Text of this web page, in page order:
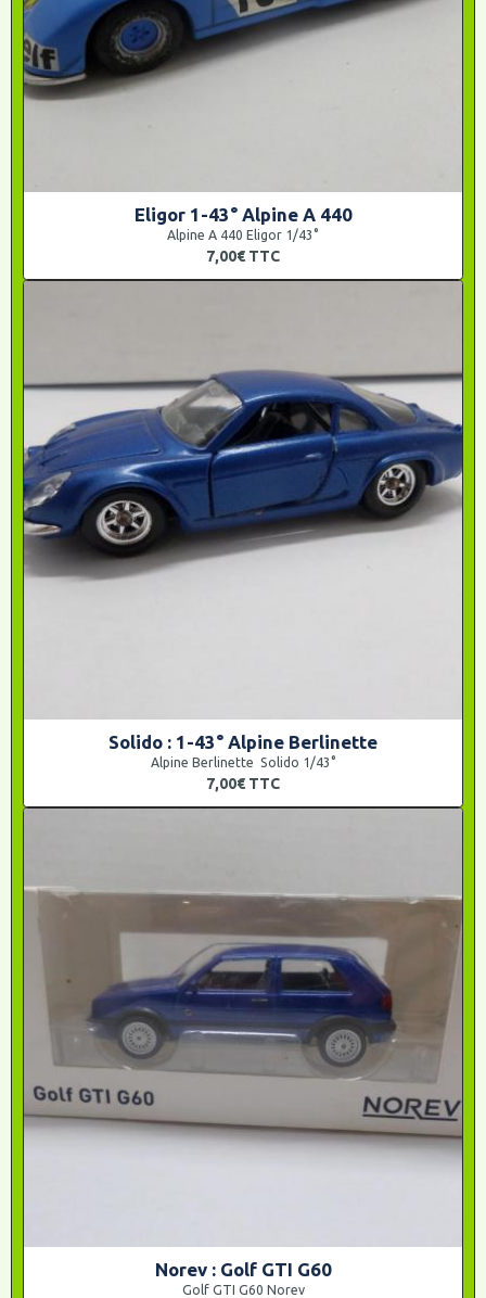
Eligor 1-43° Alpine A 440
Alpine A 440 Eligor 1/43°
7,00€ TTC
Solido : 1-43° Alpine Berlinette
Alpine Berlinette Solido 1/43°
7,00€ TTC
Norev : Golf GTI G60
Golf GTI G60 Norev